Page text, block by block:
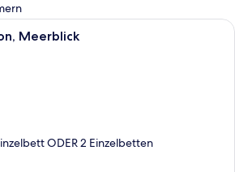
Ein Hotelzimmer mit zwei Betten,
Meerblick
ODER 2 Einzelbetten